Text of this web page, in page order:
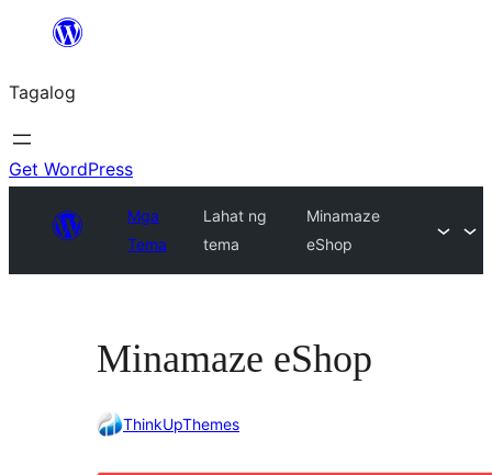
Lumaktaw
sa
content
Tagalog
Get WordPress
Mga
Tema
Lahat ng
tema
Minamaze
eShop
Minamaze eShop
ThinkUpThemes